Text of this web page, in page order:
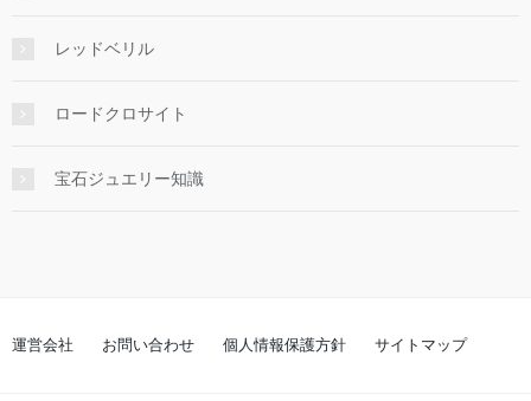
レッドベリル
ロードクロサイト
宝石ジュエリー知識
運営会社 お問い合わせ 個人情報保護方針 サイトマップ